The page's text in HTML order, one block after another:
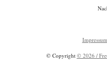
Impressum
© Copyright © 2026 /